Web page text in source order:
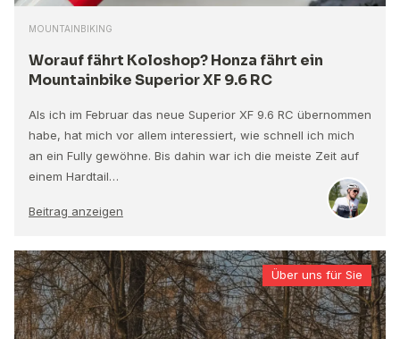
MOUNTAINBIKING
Worauf fährt Koloshop? Honza fährt ein
Mountainbike Superior XF 9.6 RC
Als ich im Februar das neue Superior XF 9.6 RC übernommen
habe, hat mich vor allem interessiert, wie schnell ich mich
an ein Fully gewöhne. Bis dahin war ich die meiste Zeit auf
einem Hardtail…
Beitrag anzeigen
Über uns für Sie